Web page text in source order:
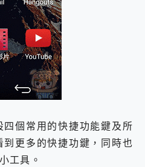
個常用的快捷功能鍵及所
更多的快捷功鍵，同時也
工具。